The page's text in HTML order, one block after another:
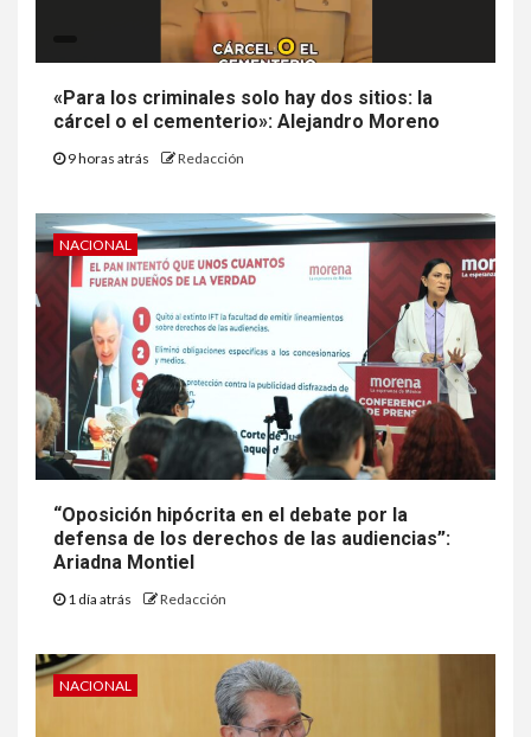
«Para los criminales solo hay dos sitios: la
cárcel o el cementerio»: Alejandro Moreno
9 horas atrás Redacción
NACIONAL
“Oposición hipócrita en el debate por la
defensa de los derechos de las audiencias”:
Ariadna Montiel
1 día atrás Redacción
NACIONAL